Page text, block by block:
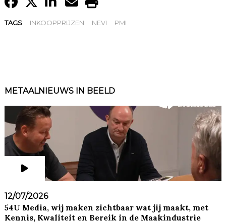
TAGS INKOOPPRIJZEN NEVI PMI
METAALNIEUWS IN BEELD
12/07/2026
54U Media, wij maken zichtbaar wat jij maakt, met
Kennis, Kwaliteit en Bereik in de Maakindustrie